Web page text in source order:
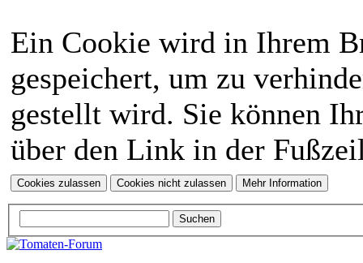
Ein Cookie wird in Ihrem
gespeichert, um zu
gestellt wird. Sie können
über den Link in der